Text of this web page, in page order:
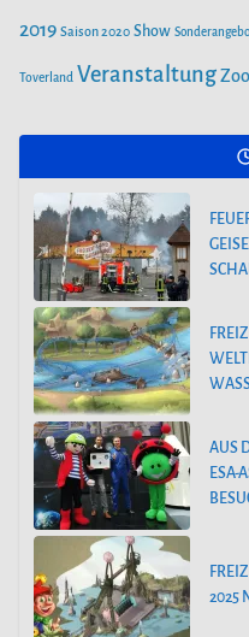
2019 Saison 2020 Show
Toverland VeranstaltungZoo
AUS
ESA-
2025